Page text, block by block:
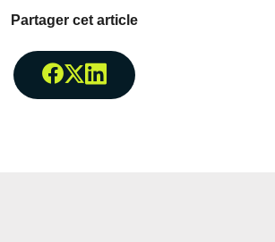
Partager cet article
Partager surFacebook
Partager surTwitter
Partager